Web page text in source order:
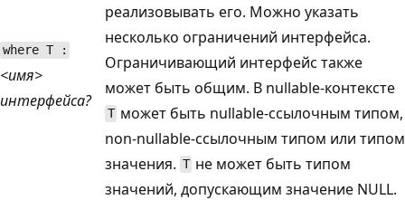
where T :
<имя>
интерфейса?
реализовывать его. Можно указать
несколько ограничений интерфейса.
Ограничивающий интерфейс также
может быть общим. В nullable-контексте
T может быть nullable-ссылочным типом,
non-nullable-ссылочным типом или типом
значения. T не может быть типом
значений, допускающим значение NULL.